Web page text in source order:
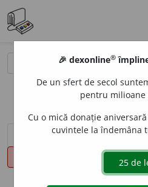
sinteza definițiilor (1)
🎉 dexonline®
De un sfert de secol
pentru milioane
Cu o mică donație
cuvintele la îndemâna